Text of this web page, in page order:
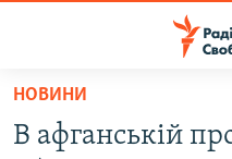
Перейти
основного
РАДІО СВОБОДА – 70
НОВИНИ
В афганській